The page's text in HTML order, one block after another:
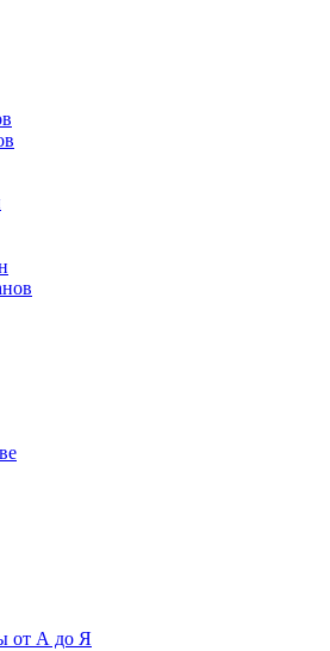
от А до Я